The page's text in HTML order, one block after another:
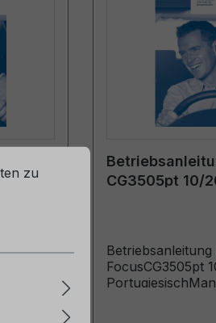
CG3505pt 10/
Betriebsanleitung
FocusCG3505pt
zu